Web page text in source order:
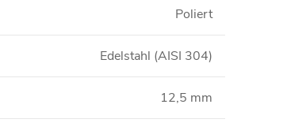
Poliert
Edelstahl (AISI 304)
12,5 mm